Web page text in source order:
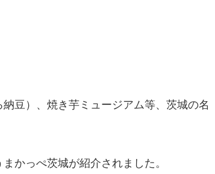
豆）、焼き芋ミュージアム等、茨城の名
かっぺ茨城が紹介されました。